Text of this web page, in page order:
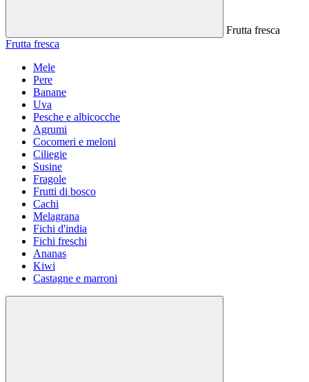
Frutta fresca
Frutta fresca
Mele
Pere
Banane
Uva
Pesche e albicocche
Agrumi
Cocomeri e meloni
Ciliegie
Susine
Fragole
Frutti di bosco
Cachi
Melagrana
Fichi d'india
Fichi freschi
Ananas
Kiwi
Castagne e marroni